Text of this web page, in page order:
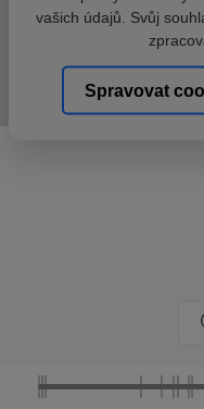
vašich údajů. Svůj
Spravovat